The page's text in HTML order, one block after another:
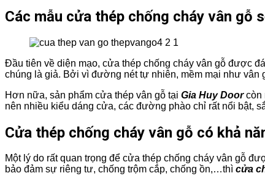
Các mẫu cửa thép chống cháy vân gỗ
Đầu tiên về diện mạo, cửa thép chống cháy vân gỗ được
chúng là giả. Bởi vì đường nét tự nhiên, mềm mại như vân
Hơn nữa, sản phẩm cửa thép vân gỗ tại Gia Huy Doorcòn
nên nhiều kiểu dáng cửa, các đường phào chỉ rất nổi bật,
Cửa thép chống cháy vân gỗ có khả
Một lý do rất quan trọng để cửa thép chống cháy vân gỗ
bảo đảm sự riêng tư, chống trộm cắp, chống ồn,…thì cửa